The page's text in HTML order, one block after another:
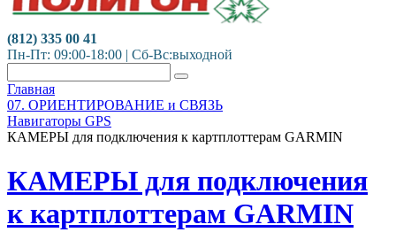
(812) 335 00 41
Пн-Пт: 09:00-18:00 | Сб-Вс:выходной
Главная
07. ОРИЕНТИРОВАНИЕ и СВЯЗЬ
Навигаторы GPS
КАМЕРЫ для подключения к картплоттерам GARMIN
КАМЕРЫ для подключения
к картплоттерам GARMIN